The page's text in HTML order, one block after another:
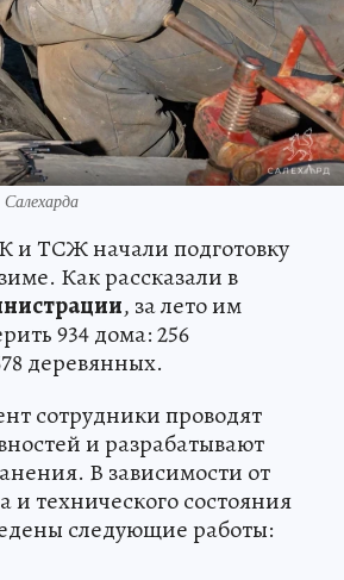
и ТСЖ начали подготовку
Как рассказали в
, за лето им
934 дома: 256
деревянных.
сотрудники проводят
и разрабатывают
В зависимости от
и технического состояния
следующие работы: